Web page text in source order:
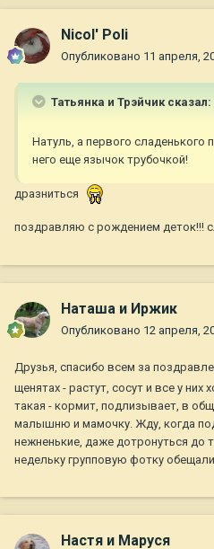
Nicol' Poli
Опубликовано 11 апреля,
Татьянка и Трэйчик сказал:
Натуль, а первого сладенького
него еще язычок трубочкой!
дразниться
поздравляю с рождением деток!!!
Наташа и Иржик
Опубликовано 12 апреля,
Друзья, спасибо всем за
щенятах - растут, сосут и все у
такая - кормит, подлизывает, в
малышню и мамочку. Жду, когда
нежненькие, даже дотронуться до
недельку групповую фотку
Настя и Маруся